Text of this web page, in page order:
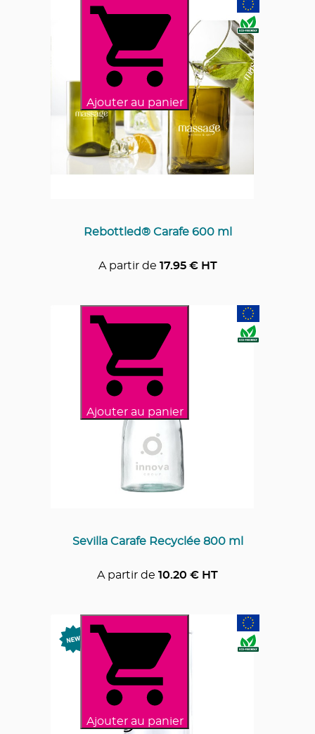
Ajouter au panier
Rebottled® Carafe 600 ml
A partir de 17.95€ HT
Ajouter au panier
Sevilla Carafe Recyclée 800 ml
A partir de 10.20 € HT
Ajouter au panier